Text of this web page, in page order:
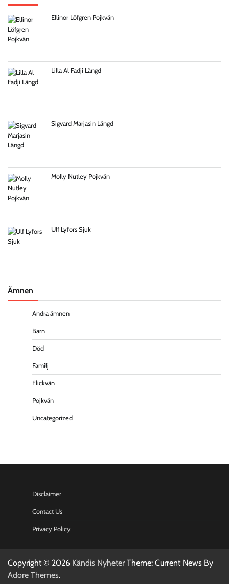
Ellinor Löfgren Pojkvän
Lilla Al Fadji Längd
Sigvard Marjasin Längd
Molly Nutley Pojkvän
Ulf Lyfors Sjuk
Ämnen
Andra ämnen
Barn
Död
Familj
Flickvän
Pojkvän
Uncategorized
Disclaimer
Contact Us
Privacy Policy
Copyright © 2026 Kändis Nyheter Theme: Current News By
Adore Themes.